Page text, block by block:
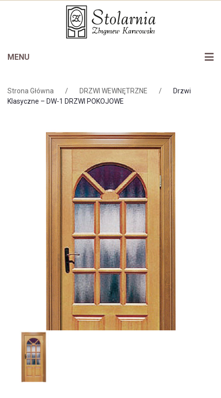
MENU
Drzwi wewnętrzne
Bramy garażowe
Stolarnia
Galeria
Kontakt
Strona Główna / DRZWI WEWNĘTRZNE /
Drzwi
Klasyczne – DW-1 DRZWI POKOJOWE